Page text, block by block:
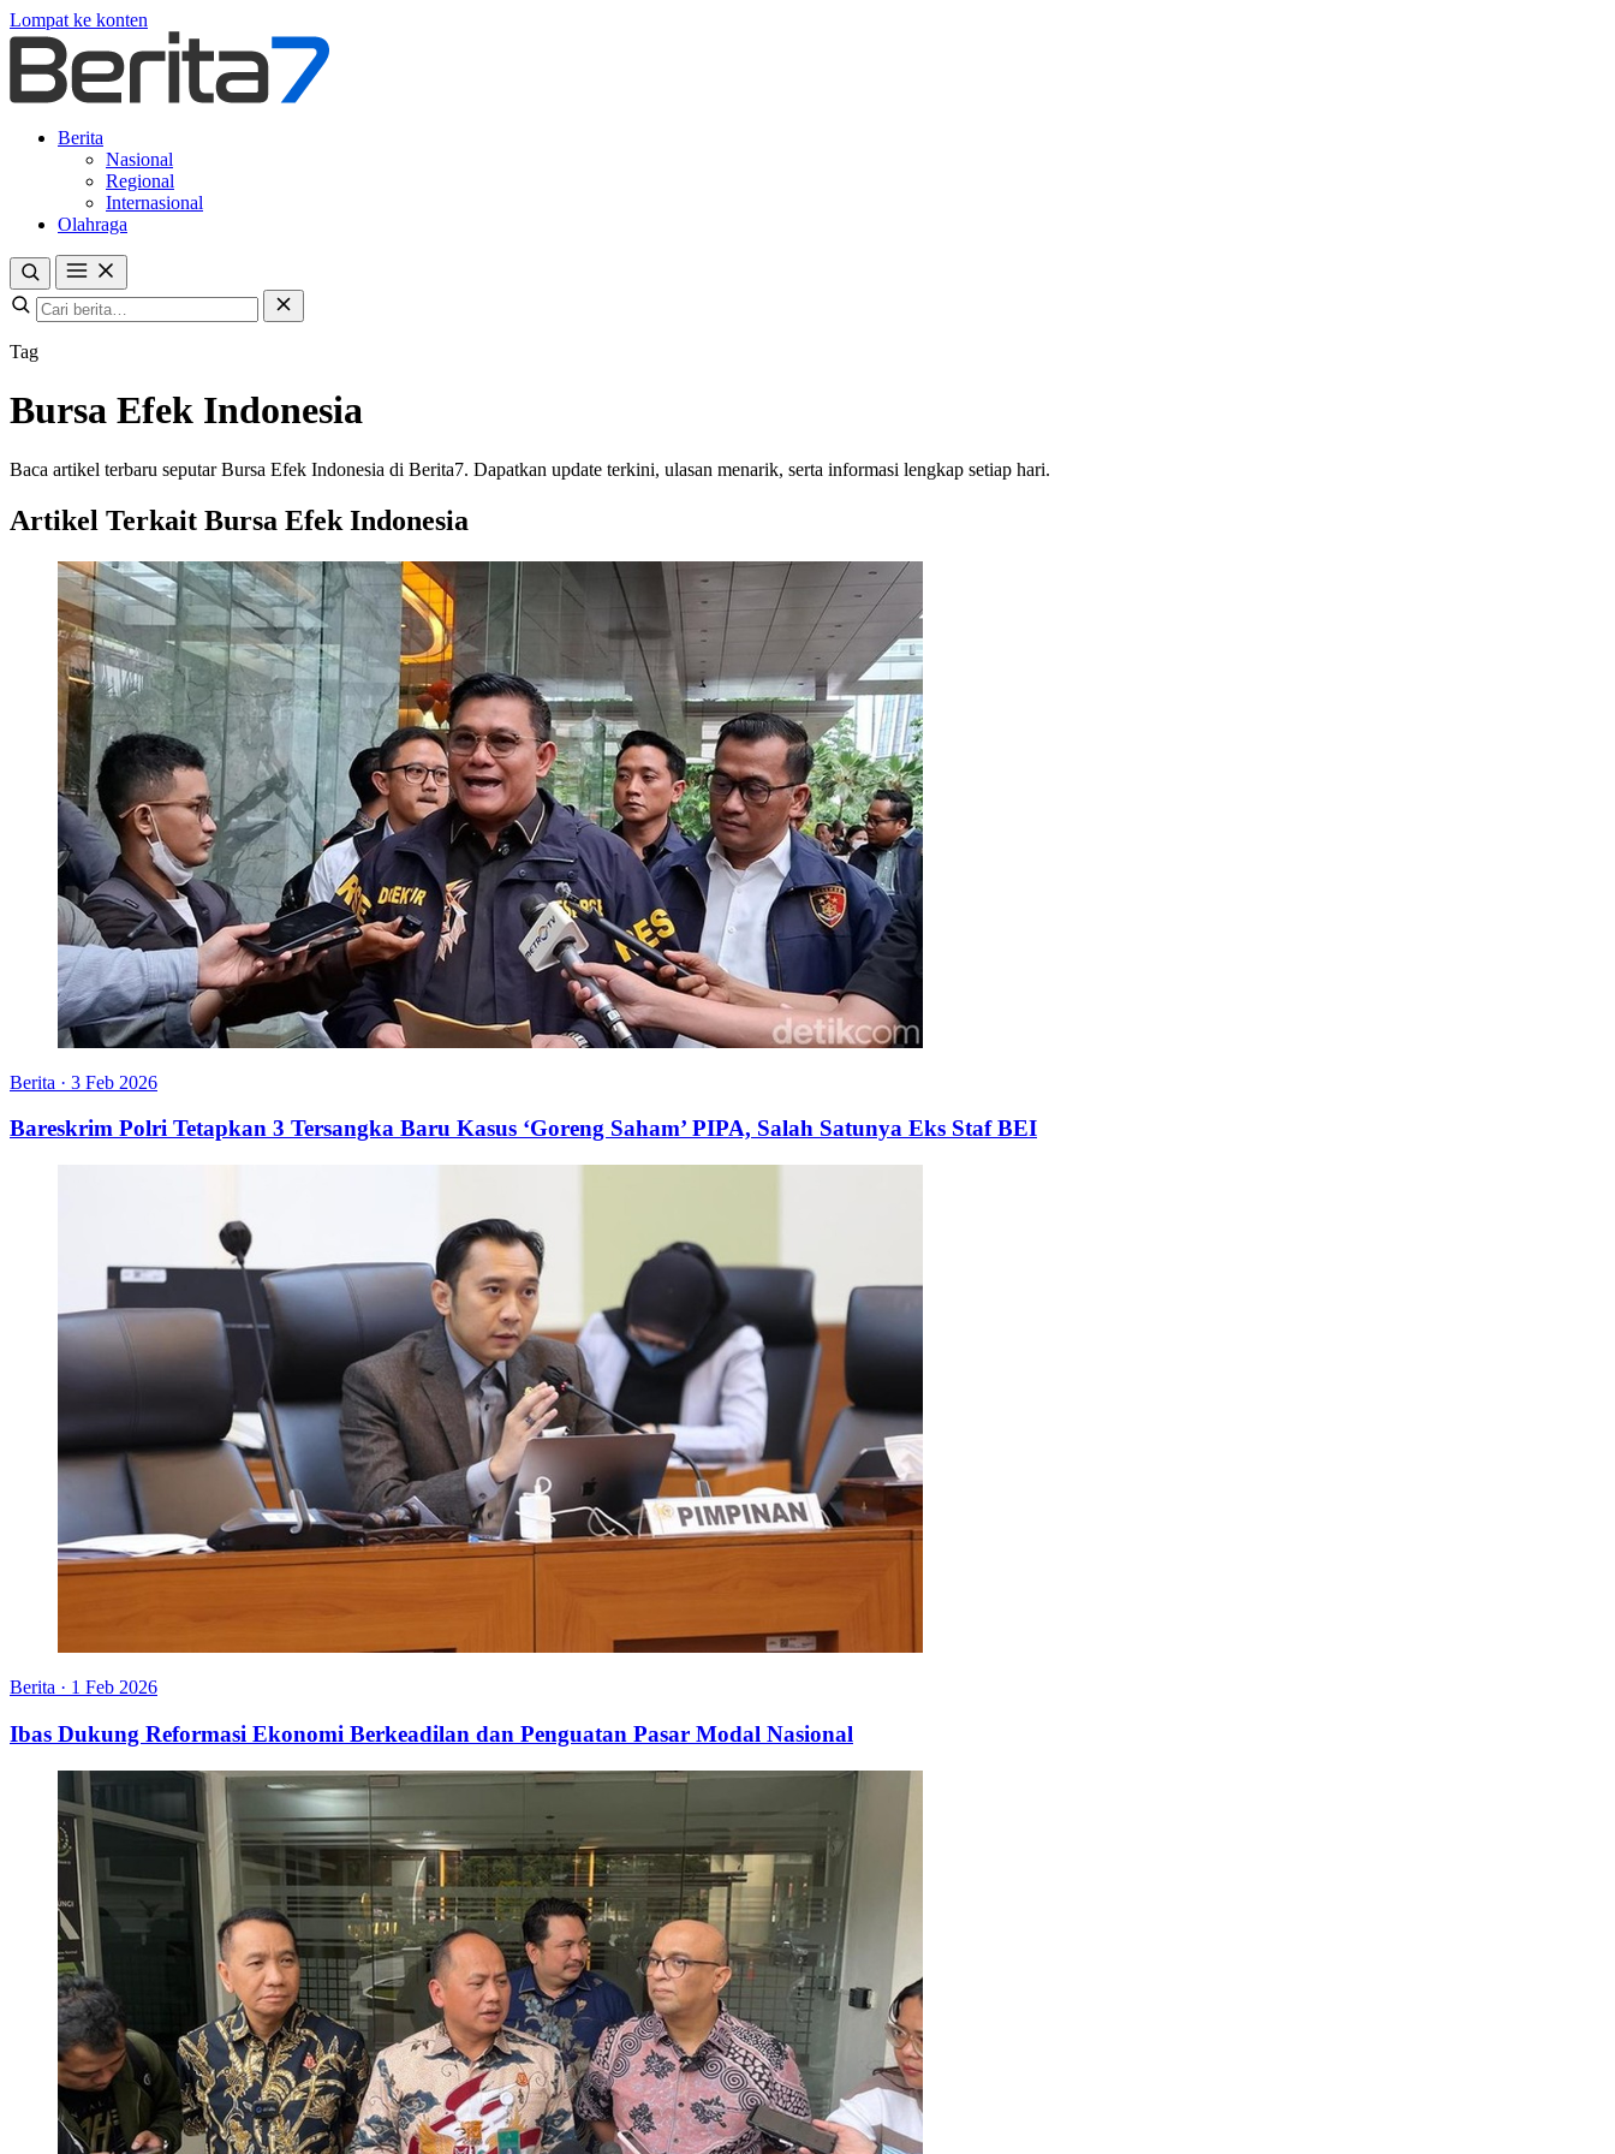
Lompat ke konten
Berita
Nasional
Regional
Internasional
Olahraga
Tag
Bursa Efek Indonesia
Baca artikel terbaru seputar Bursa Efek Indonesia di Berita7. Dapatkan update terkini, ulasan menarik, serta informasi lengkap setiap hari.
Artikel Terkait Bursa Efek Indonesia
Berita · 3 Feb 2026
Bareskrim Polri Tetapkan 3 Tersangka Baru Kasus ‘Goreng Saham’ PIPA, Salah Satunya Eks Staf BEI
Berita · 1 Feb 2026
Ibas Dukung Reformasi Ekonomi Berkeadilan dan Penguatan Pasar Modal Nasional